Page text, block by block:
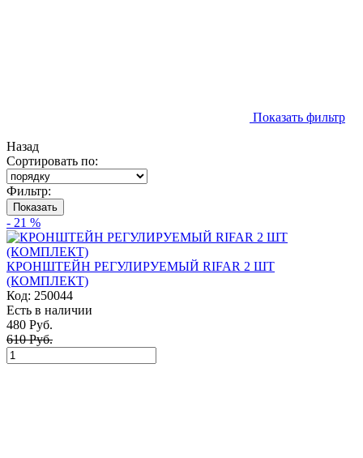
Показать фильтр
Назад
Сортировать по:
Фильтр:
Показать
- 21 %
КРОНШТЕЙН РЕГУЛИРУЕМЫЙ RIFAR 2 ШТ
(КОМПЛЕКТ)
Код: 250044
Есть в наличии
480 Руб.
610 Руб.